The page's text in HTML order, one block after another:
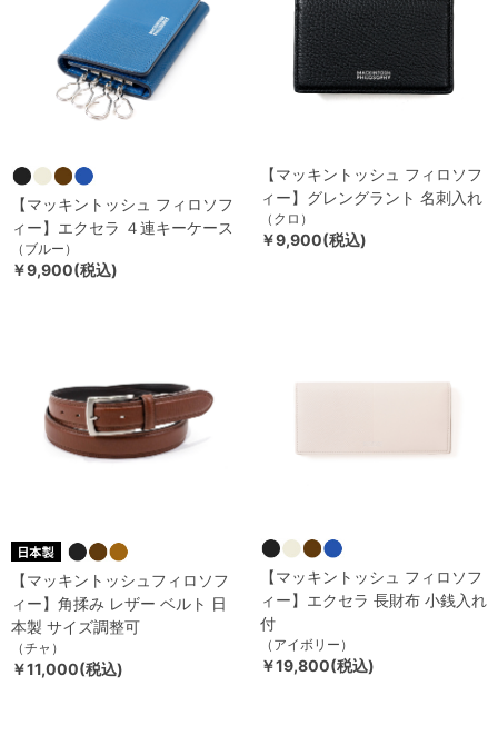
【マッキントッシュ フィロソフ
ィー】エクセラ ４連キーケース
（ブルー）
￥9,900(税込)
【マッキントッシュ フィロソフ
ィー】グレングラント 名刺入れ
（クロ）
￥9,900(税込)
【マッキントッシュフィロソフ
ィー】角揉み レザー ベルト 日
本製 サイズ調整可
（チャ）
￥11,000(税込)
【マッキントッシュ フィロソフ
ィー】エクセラ 長財布 小銭入れ
付
（アイボリー）
￥19,800(税込)